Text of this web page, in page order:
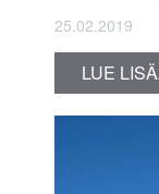
25.02.2019
LUE